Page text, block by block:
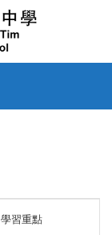
學習重點